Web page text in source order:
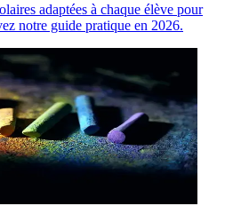
adaptées à chaque élève pour
notre guide pratique en 2026.